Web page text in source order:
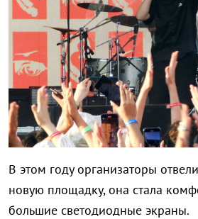
В этом году организаторы
новую площадку, она стала
большие светодиодные экраны.